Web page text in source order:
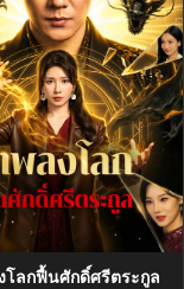
โลกฟื้นศักดิ์ศรีตระกูล